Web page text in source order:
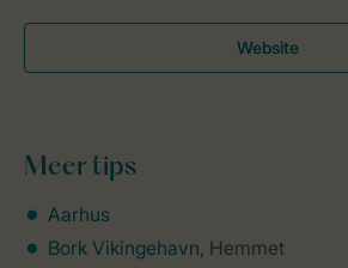
Website
Meertips
Aarhus
Bork Vikingehavn, Hemmet